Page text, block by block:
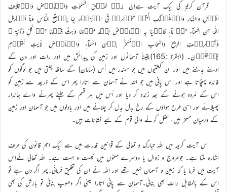
قرآن کریم کی ایک آیت ہےاِنَّ فِیۡ خَلۡقِ السَّمٰوٰتِ وَالۡاَرۡضِ وَاخۡتِلَافِ
الَّیۡلِ وَالنَّہَارِ وَالۡفُلۡکِ الَّتِیۡ تَجۡرِیۡ فِی الۡبَحۡرِ بِمَا یَنۡفَعُ النَّاسَ وَمَاۤ اَنۡزَلَ
اللّٰہُ مِنَ السَّمَآءِ مِنۡ مَّآءٍ فَاَحۡیَا بِہِ الۡاَرۡضَ بَعۡدَ مَوۡتِہَا وَبَثَّ فِیۡہَا مِنۡ کُلِّ دَآبَّۃٍ ۪
وَّتَصۡرِیۡفِ الرِّیٰحِ وَالسَّحَابِ الۡمُسَخَّرِ بَیۡنَ السَّمَآءِ وَالۡاَرۡضِ لَاٰیٰتٍ لِّقَوۡمٍ
یَّعۡقِلُوۡنَ۔ (البقرة :165)ىقىناً آسمانوں اور زمىن کى پىدائش مىں اور رات اور دن کے
ادلنے بدلنے مىں اور ان کشتىوں مىں جو سمندر مىں اُس (سامان) کے ساتھ چلتى ہىں جو لوگوں کو
فائدہ پہنچاتا ہے اور اس پانى مىں جو اللہ نے آسمان سے اتارا پھر اس کے ذرىعہ سے زمىن کو
اس کے مُردہ ہونے کے بعد زندہ کر دىا اور اُس مىں ہر قسم کے چلنے پھرنے والے جاندار
پھىلائے اور اسى طرح ہواؤں کے رخ بدل بدل کر چلانے مىں اور بادلوں مىں جو آسمان اور زمىن
کے درمىان مسخر ہىں، عقل کرنے والى قوم کے لیے نشانات ہىں۔
اس آیت کریمہ میں اللہ تبارک و تعالیٰ کے قوانین قدرت میں سے ایک اہم قانون کی طرف
اشارہ ملتا ہے۔ جوعروج و زوال یا دوسرے معنوں میں نیست و ہست ہے۔ اللہ تعالیٰ نےاس
آیت میں فرما یا کہ زمین و آسمان نہیں تھے اور اللہ نے ان کی تخلیق فرمائی۔پھر اگر دن ہے تو
اس کے بالمقابل رات بھی بنائی۔آسمان سے پانی اتارا یعنی اگر دھوپ بنائی تو بارش کی بھی